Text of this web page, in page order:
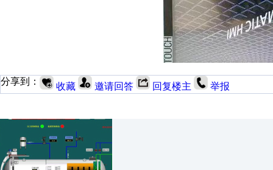
分享到： 收藏 邀请回答 回复楼主 举报